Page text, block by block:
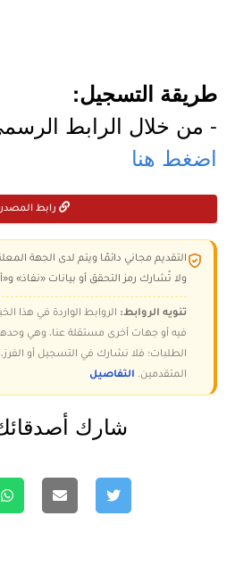
طريقة التسجيل:
- من خلال الرابط
اضغط هنا
رابط المصدر
التقديم مجاني دائمًا ويتم لدى الجهة
ولا تُشارك رمز التحقق أو بيانات «نفاذ»
تنويه الروابط: الروابط الواردة في هذا
فيه أو جهات أخرى مستقلة عنا، وهي
الطلبات؛ فلا نشارك في التسجيل أو
المتقدمين. التفاصيل
شارك